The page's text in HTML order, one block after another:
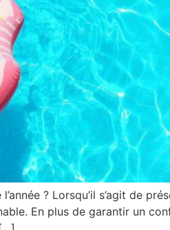
? Lorsqu’il s’agit de
En plus de garantir un